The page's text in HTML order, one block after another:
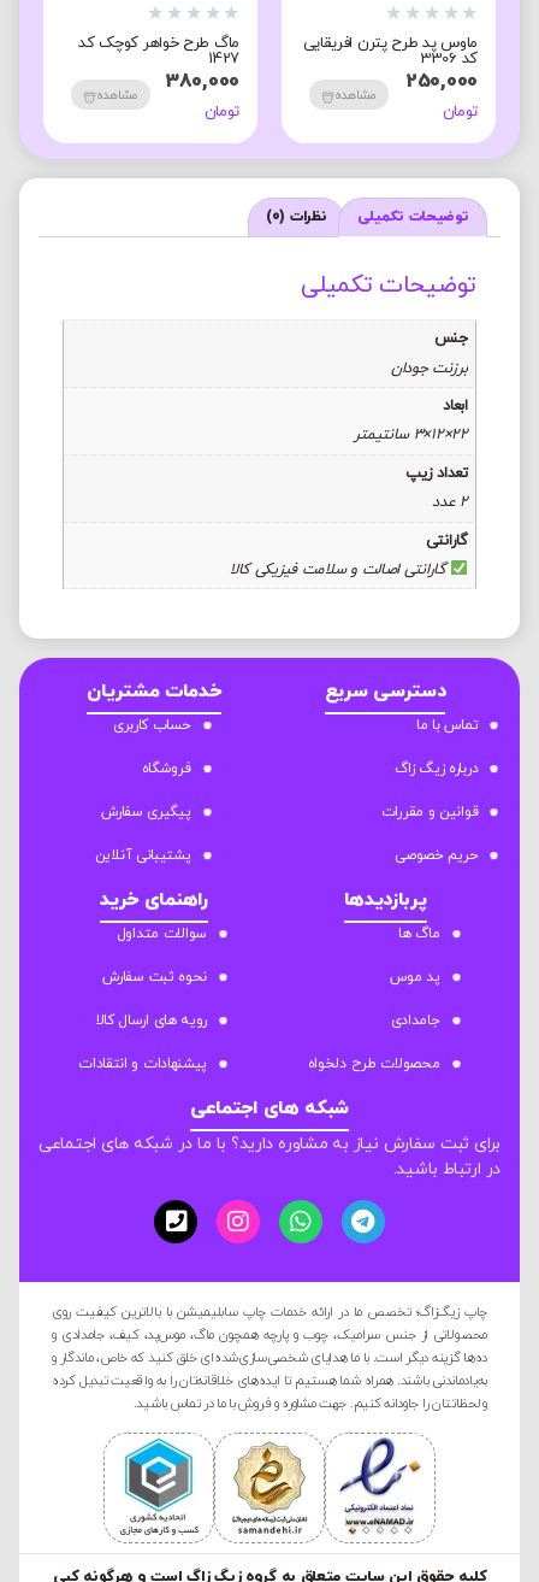
★
★
★
★
★
ماوس پد طرح پترن افریقایی
کد 3306
250,000
تومان
مشاهده
★
★
★
★
★
ماگ طرح خواهر کوچک کد
1427
380,000
تومان
مشاهده
توضیحات تکمیلی نظرات (0)
توضیحات تکمیلی
جنس
برزنت جودان
ابعاد
22×12×3 سانتیمتر
تعداد زیپ
2 عدد
گارانتی
گارانتی اصالت و سلامت فیزیکی کالا
دسترسی سریع
تماس با ما
درباره زیگ زاگ
قوانین و مقررات
حریم خصوصی
خدمات مشتریان
حساب کاربری
فروشگاه
پیگیری سفارش
پشتیبانی آنلاین
پربازدیدها
ماگ ها
پد موس
جامدادی
محصولات طرح دلخواه
راهنمای خرید
سوالات متداول
نحوه ثبت سفارش
رویه های ارسال کالا
پیشنهادات و انتقادات
شبکه های اجتماعی
برای ثبت سفارش نیاز به مشاوره دارید؟ با ما در شبکه های اجتماعی
در ارتباط باشید.
چاپ زیگ‌زاگ؛ تخصص ما در ارائه خدمات چاپ سابلیمیشن با بالاترین کیفیت روی
محصولاتی از جنس سرامیک، چوب و پارچه همچون ماگ، موس‌پد، کیف، جامدادی و
ده‌ها گزینه دیگر است. با ما هدایای شخصی‌سازی‌شده‌ای خلق کنید که خاص، ماندگار و
به‌یادماندنی باشند. همراه شما هستیم تا ایده‌های خلاقانه‌تان را به واقعیت تبدیل کرده
و لحظاتتان را جاودانه کنیم. جهت مشاوره و فروش با ما در تماس باشید.
کليه حقوق این سایت متعلق به گروه زیگ زاگ است و هرگونه کپی